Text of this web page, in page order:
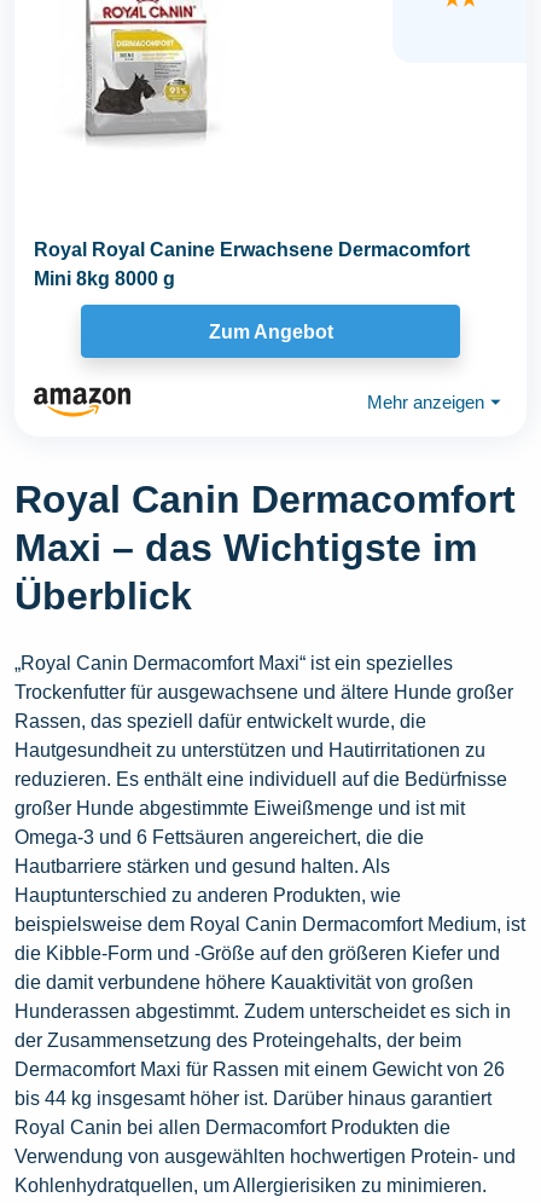
Royal Royal Canine Erwachsene Dermacomfort
Mini 8kg 8000 g
Zum Angebot
Mehr anzeigen ⏷
Royal Canin Dermacomfort
Maxi – das Wichtigste im
Überblick
„Royal Canin Dermacomfort Maxi“ ist ein spezielles
Trockenfutter für ausgewachsene und ältere Hunde großer
Rassen, das speziell dafür entwickelt wurde, die
Hautgesundheit zu unterstützen und Hautirritationen zu
reduzieren. Es enthält eine individuell auf die Bedürfnisse
großer Hunde abgestimmte Eiweißmenge und ist mit
Omega-3 und 6 Fettsäuren angereichert, die die
Hautbarriere stärken und gesund halten. Als
Hauptunterschied zu anderen Produkten, wie
beispielsweise dem Royal Canin Dermacomfort Medium, ist
die Kibble-Form und -Größe auf den größeren Kiefer und
die damit verbundene höhere Kauaktivität von großen
Hunderassen abgestimmt. Zudem unterscheidet es sich in
der Zusammensetzung des Proteingehalts, der beim
Dermacomfort Maxi für Rassen mit einem Gewicht von 26
bis 44 kg insgesamt höher ist. Darüber hinaus garantiert
Royal Canin bei allen Dermacomfort Produkten die
Verwendung von ausgewählten hochwertigen Protein- und
Kohlenhydratquellen, um Allergierisiken zu minimieren.